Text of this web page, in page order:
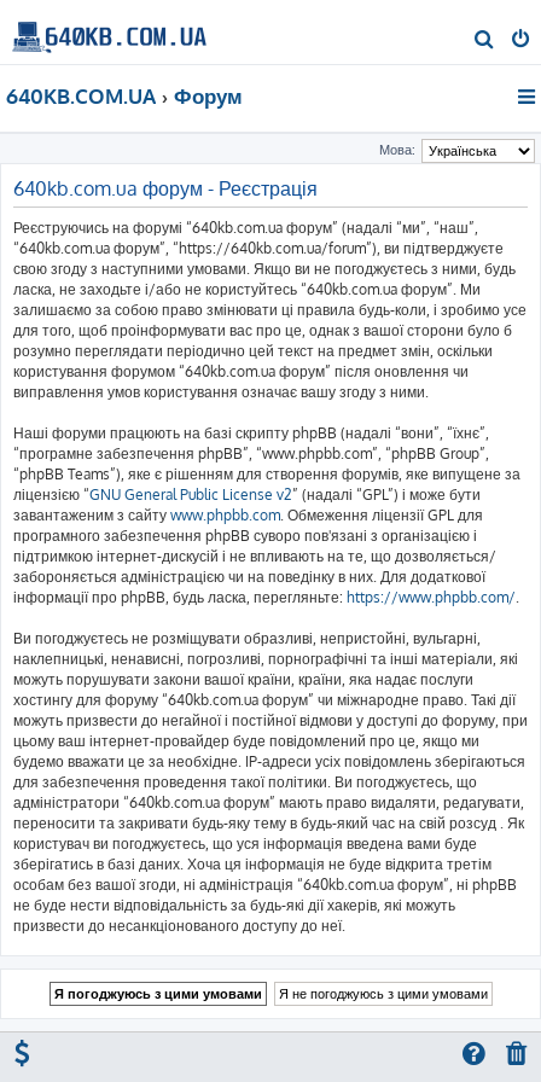
о
к
640KB.COM.UA Форум
Мова:
640kb.com.ua форум - Реєстрація
Реєструючись на форумі “640kb.com.ua форум” (надалі “ми”, “наш”,
“640kb.com.ua форум”, “https://640kb.com.ua/forum”), ви підтверджуєте
свою згоду з наступними умовами. Якщо ви не погоджуєтесь з ними, будь
ласка, не заходьте і/або не користуйтесь “640kb.com.ua форум”. Ми
залишаємо за собою право змінювати ці правила будь-коли, і зробимо усе
для того, щоб проінформувати вас про це, однак з вашої сторони було б
розумно переглядати періодично цей текст на предмет змін, оскільки
користування форумом “640kb.com.ua форум” після оновлення чи
виправлення умов користування означає вашу згоду з ними.
Наші форуми працюють на базі скрипту phpBB (надалі “вони”, “їхнє”,
“програмне забезпечення phpBB”, “www.phpbb.com”, “phpBB Group”,
“phpBB Teams”), яке є рішенням для створення форумів, яке випущене за
ліцензією “GNU General Public License v2” (надалі “GPL”) і може бути
завантаженим з сайту www.phpbb.com. Обмеження ліцензії GPL для
програмного забезпечення phpBB суворо пов'язані з організацією і
підтримкою інтернет-дискусій і не впливають на те, що дозволяється/
забороняється адміністрацією чи на поведінку в них. Для додаткової
інформації про phpBB, будь ласка, перегляньте: https://www.phpbb.com/.
Ви погоджуєтесь не розміщувати образливі, непристойні, вульгарні,
наклепницькі, ненависні, погрозливі, порнографічні та інші матеріали, які
можуть порушувати закони вашої країни, країни, яка надає послуги
хостингу для форуму “640kb.com.ua форум” чи міжнародне право. Такі дії
можуть призвести до негайної і постійної відмови у доступі до форуму, при
цьому ваш інтернет-провайдер буде повідомлений про це, якщо ми
будемо вважати це за необхідне. IP-адреси усіх повідомлень зберігаються
для забезпечення проведення такої політики. Ви погоджуєтесь, що
адміністратори “640kb.com.ua форум” мають право видаляти, редагувати,
переносити та закривати будь-яку тему в будь-який час на свій розсуд . Як
користувач ви погоджуєтесь, що уся інформація введена вами буде
зберігатись в базі даних. Хоча ця інформація не буде відкрита третім
особам без вашої згоди, ні адміністрація “640kb.com.ua форум”, ні phpBB
не буде нести відповідальність за будь-які дії хакерів, які можуть
призвести до несанкціонованого доступу до неї.